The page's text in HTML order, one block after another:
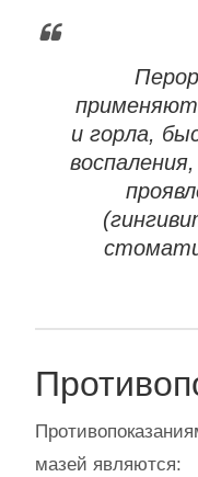
и горла,
мазей являются: